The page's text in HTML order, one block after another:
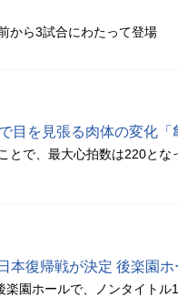
から3試合にわたって登場
目を見張る肉体の変化「
とで、最大心拍数は220とな
本復帰戦が決定 後楽園
楽園ホールで、ノンタイトル